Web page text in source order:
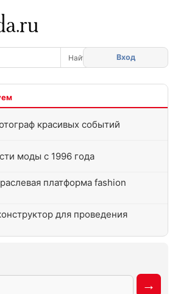
Вход
красивых событий
моды с 1996 года
платформа fashion
для проведения